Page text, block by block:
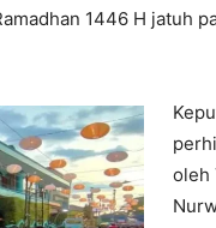
1446 H jatuh
oleh